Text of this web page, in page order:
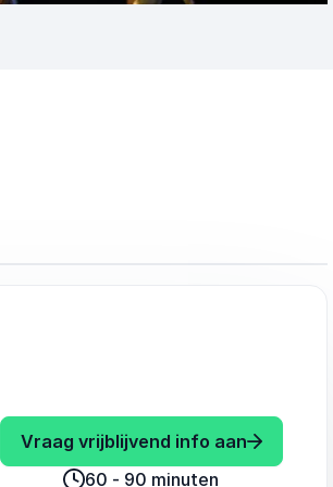
Vraag vrijblijvend info aan: Sabine
60 - 90 minuten